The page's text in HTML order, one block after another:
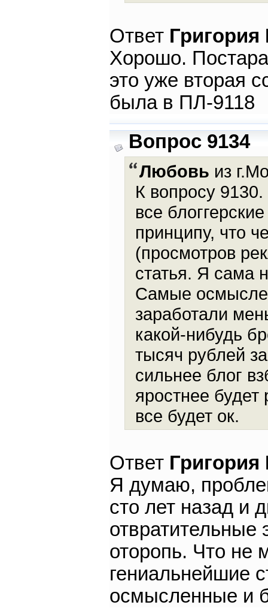
Ответ
Хорошо.
это уже вторая
была в ПЛ-9118
Вопрос 9134
Любовь из
К вопросу
все
принципу, что
(просмотров
статья. Я сама
Самые
заработали
какой-нибудь
тысяч рублей
сильнее блог
яростнее будет
все будет ок.
Ответ
Я думаю,
сто лет назад и
оторопь. Что не
гениальнейшие
осмысленные и